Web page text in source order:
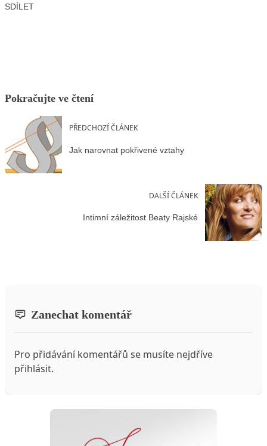
SDÍLET
Pokračujte ve čtení
PŘEDCHOZÍ ČLÁNEK
Jak narovnat pokřivené vztahy
DALŠÍ ČLÁNEK
Intimní záležitost Beaty Rajské
Zanechat komentář
Pro přidávání komentářů se musíte nejdříve
přihlásit.